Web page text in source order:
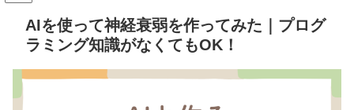
AIを使って神経衰弱を作ってみた｜プログ
ラミング知識がなくてもOK！